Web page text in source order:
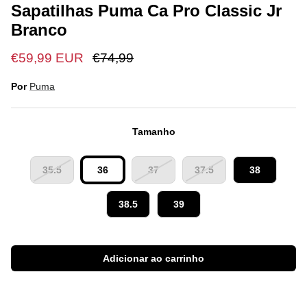
Sapatilhas Puma Ca Pro Classic Jr
Branco
€59,99 EUR €74,99
Por Puma
Tamanho
35.5 36 37 37.5 38
38.5 39
Adicionar ao carrinho